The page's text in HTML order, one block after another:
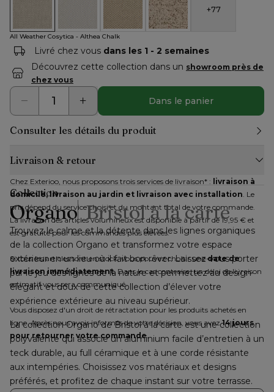
All Weather Cosytica - Althea Chalk
All Weather Cosytica - Althea Off White
All Weather Cosytica - Althea Camel
All Weather Cosytica - Bora
+77
All Weather Cosytica - Althea Chalk
Livré chez vous dans les 1 - 2 semaines
Découvrez cette collection dans un showroom près de
chez vous
Dans le panier
Consulter les détails du produit
Livraison & retour
Chez Exterioo, nous proposons trois services de livraison* : livraison à
domicile, livraison au jardin et livraison avec installation. Le
prix dépend du service choisi et du montant total de votre commande.
La livraison des articles volumineux est disponible à partir de 19,95 € et
est gratuite pour les commandes plus élevées.
Si tous les articles sont en stock, vous pouvez choisir une date de
livraison immédiatement. Dans le cas contraire, un délai de livraison
estimatif vous sera communiqué.
Vous disposez d'un droit de rétractation pour les produits achetés en
ligne. Après nous avoir informés de votre décision, vous avez 14 jours
pour retourner votre commande.
Collection
Organo Bristol à la carte
Trouvez le calme et la détente dans les lignes organiques
de la collection Organo et transformez votre espace
extérieur en un lieu où il fait bon rêver. Laissez-vous porter
par le jeu des lignes de la nature et permettez au design
élégant et doux de cette collection d’élever votre
expérience extérieure au niveau supérieur.
La collection Organo de Bristol à la carte est une collection
polyvalente qui associe un aluminium facile d’entretien à un
teck durable, au full céramique et à une corde résistante
aux intempéries. Choisissez vos matériaux et designs
préférés, et profitez de chaque instant sur votre terrasse.